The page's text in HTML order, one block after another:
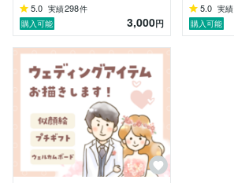
5.0 実績298件
購入可能
3,000円
5.0 実績
購入可能